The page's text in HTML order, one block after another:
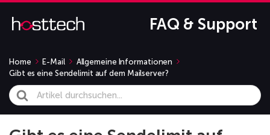
FAQ & Support
Home E-Mail
Allgemeine Informationen
Gibt es eine Sendelimit auf dem Mailserver?
Search
For